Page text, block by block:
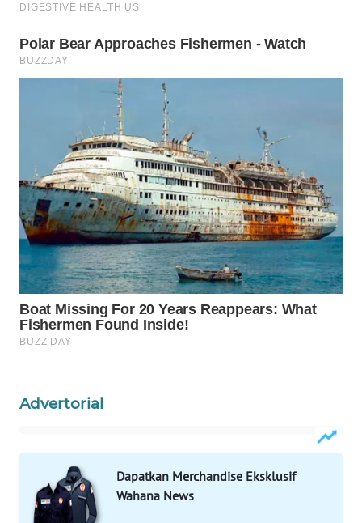
Advertorial
Dapatkan Merchandise Eksklusif
Wahana News
MKLI
LPKKI
KOPEKLIN
PORTAL
KONSUMEN
FORWAMKI
ALPERKLINAS
TAMBANG
NEWS
SITUNGIR
NEWS
SIDIKALANG